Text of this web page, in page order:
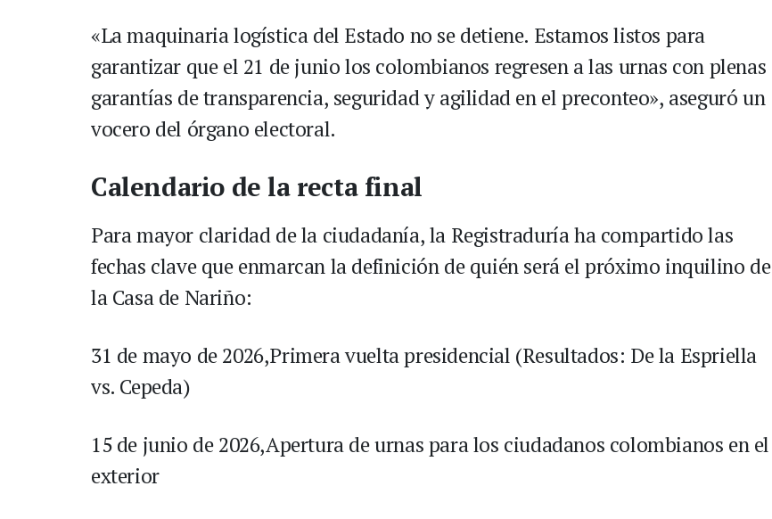
«La maquinaria logística del Estado no se detiene. Estamos listos para
garantizar que el 21 de junio los colombianos regresen a las urnas con plenas
garantías de transparencia, seguridad y agilidad en el preconteo», aseguró un
vocero del órgano electoral.
Calendario de la recta final
Para mayor claridad de la ciudadanía, la Registraduría ha compartido las
fechas clave que enmarcan la definición de quién será el próximo inquilino de
la Casa de Nariño:
31 de mayo de 2026,Primera vuelta presidencial (Resultados: De la Espriella
vs. Cepeda)
15 de junio de 2026,Apertura de urnas para los ciudadanos colombianos en el
exterior